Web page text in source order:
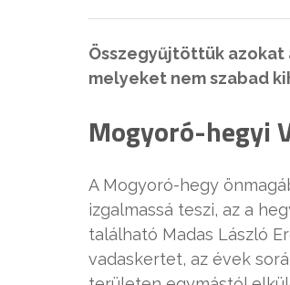
Összegyűjtöttük
melyeket nem szabad
Mogyoró-hegyi
A Mogyoró-hegy
izgalmassá teszi, az a
található Madas László
vadaskertet, az évek